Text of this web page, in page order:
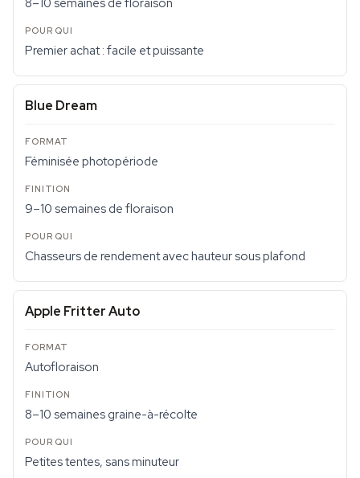
8–10 semaines de floraison
Premier achat : facile et puissante
Blue Dream
Féminisée photopériode
9–10 semaines de floraison
Chasseurs de rendement avec hauteur sous plafond
Apple Fritter Auto
Autofloraison
8–10 semaines graine-à-récolte
Petites tentes, sans minuteur